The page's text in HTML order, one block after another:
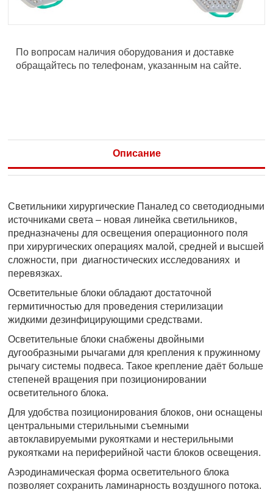
По вопросам наличия оборудования и доставке
обращайтесь по телефонам, указанным на сайте.
Описание
Светильники хирургические Паналед со светодиодными
источниками света – новая линейка светильников,
предназначены для освещения операционного поля
при хирургических операциях малой, средней и высшей
сложности, при диагностических исследованиях и
перевязках.
Осветительные блоки обладают достаточной
гермитичностью для проведения стерилизации
жидкими дезинфицирующими средствами.
Осветительные блоки снабжены двойными
дугообразными рычагами для крепления к пружинному
рычагу системы подвеса. Такое крепление даёт больше
степеней вращения при позиционировании
осветительного блока.
Для удобства позиционирования блоков, они оснащены
центральными стерильными съемными
автоклавируемыми рукоятками и нестерильными
рукоятками на периферийной части блоков освещения.
Аэродинамическая форма осветительного блока
позволяет сохранить ламинарность воздушного потока.